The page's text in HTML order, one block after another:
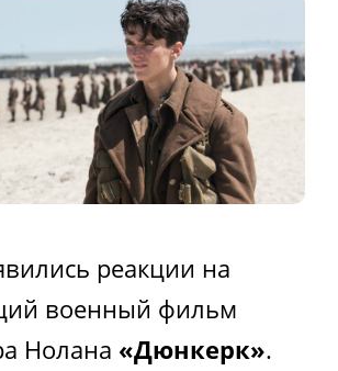
реакции на
военный фильм
Нолана «Дюнкерк».